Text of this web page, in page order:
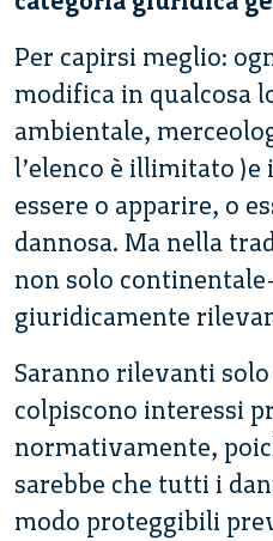
Per capirsi meglio:
modifica in qualcosa
ambientale,
l’elenco è illimitato
essere o apparire, o
dannosa. Ma nella
non solo
giuridicamente
Saranno rilevanti
colpiscono interessi
normativamente,
sarebbe che tutti i
modo proteggibili